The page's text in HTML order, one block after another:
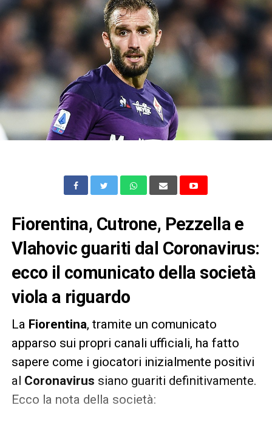
Fiorentina, Cutrone, Pezzella e
Vlahovic guariti dal Coronavirus:
ecco il comunicato della società
viola a riguardo
La Fiorentina, tramite un comunicato
apparso sui propri canali ufficiali, ha fatto
sapere come i giocatori inizialmente positivi
al Coronavirus siano guariti definitivamente.
Ecco la nota della società: